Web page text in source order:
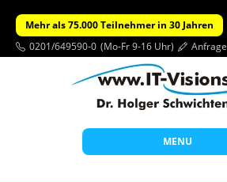
Mehr als 75.000 Teilnehmer in 30 Jahren
0201/649590-0 (Mo-Fr 9-16 Uhr) Anfrage
MENU